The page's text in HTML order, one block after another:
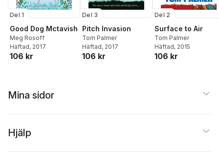
Del 1
Good Dog Mctavish
Meg Rosoff
Häftad, 2017
106 kr
Del 3
Pitch Invasion
Tom Palmer
Häftad, 2017
106 kr
Del 2
Surface to Air
Tom Palmer
Häftad, 2015
106 kr
Mina sidor
Hjälp